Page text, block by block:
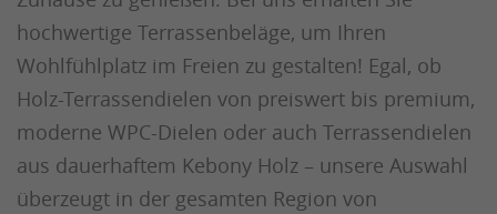
hochwertige Terrassenbeläge, um Ihren
Wohlfühlplatz im Freien zu gestalten! Egal, ob
Holz-Terrassendielen von preiswert bis premium,
moderne WPC-Dielen oder auch Terrassendielen
aus dauerhaftem Kebony Holz – unsere Auswahl
überzeugt in der gesamten Region von